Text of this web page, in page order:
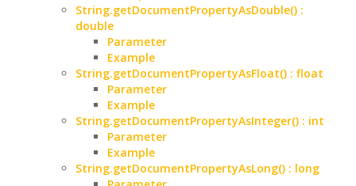
String.getDocumentPropertyAsDouble() :
double
Parameter
Example
String.getDocumentPropertyAsFloat() : float
Parameter
Example
String.getDocumentPropertyAsInteger() : int
Parameter
Example
String.getDocumentPropertyAsLong() : long